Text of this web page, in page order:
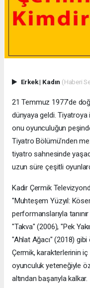
Erkek| Kadın (Haberi
21 Temmuz 1977'de
dünyaya geldi. Tiyatroya
onu oyunculuğun
Tiyatro Bölümü’nden
tiyatro sahnesinde
uzun süre çeşitli
Kadir Çermik
"Muhteşem Yüzyıl:
performanslarıyla
"Takva" (2006), "Pek
"Ahlat Ağacı" (2018) gibi
Çermik, karakterlerinin
oyunculuk yeteneğiyle
altından başarıyla kalkar.